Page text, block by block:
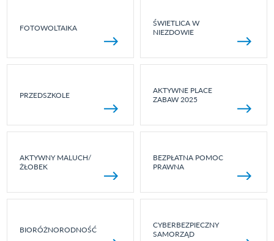
FOTOWOLTAIKA
ŚWIETLICA W
NIEZDOWIE
PRZEDSZKOLE
AKTYWNE PLACE
ZABAW 2025
AKTYWNY MALUCH/
ŻŁOBEK
BEZPŁATNA POMOC
PRAWNA
BIORÓŻNORODNOŚĆ
CYBERBEZPIECZNY
SAMORZĄD